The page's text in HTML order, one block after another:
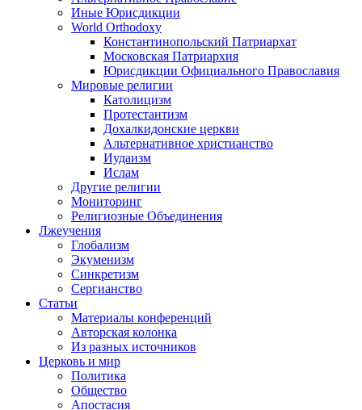
Иные Юрисдикции
World Orthodoxy
Константинопольский Патриархат
Московская Патриархия
Юрисдикции Официального Православия
Мировые религии
Католицизм
Протестантизм
Дохалкидонские церкви
Альтернативное христианство
Иудаизм
Ислам
Другие религии
Мониторинг
Религиозные Объединения
Лжеучения
Глобализм
Экуменизм
Синкретизм
Сергианство
Статьи
Материалы конференций
Авторская колонка
Из разных источников
Церковь и мир
Политика
Общество
Апостасия